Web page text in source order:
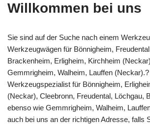
Willkommen bei uns
Sie sind auf der Suche nach einem
Werkzeugwägen für Bönnigheim,
Brackenheim, Erligheim, Kirchheim
Gemmrigheim, Walheim, Lauffen
Werkzeugspezialist für Bönnigheim,
(Neckar), Cleebronn, Freudental, Löchgau,
ebenso wie Gemmrigheim, Walheim,
auch bei uns an der richtigen Adresse, falls